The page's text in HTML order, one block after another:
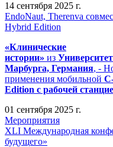
14 сентября 2025 г.
EndoNaut, Therenva
Hybrid Edition
«Клинические
истории» из
Марбурга, Германия, -
применения мобильной
Edition с рабочей
01 сентября 2025 г.
Мероприятия
XLI Международная
будущего»